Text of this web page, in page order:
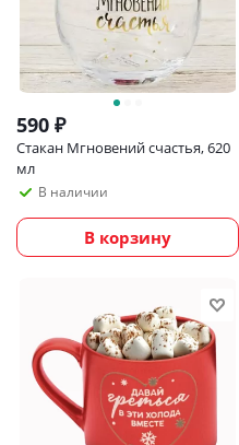
590 ₽
Стакан Мгновений счастья, 620
мл
В наличии
В корзину